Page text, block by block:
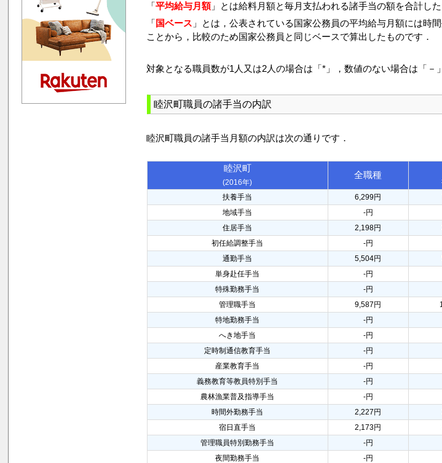
「平均給与月額」とは給料月額と毎月支払われる諸手当の額を合計した
「国ベース 」とは，公表されている国家公務員の平均給与月額には時
ことから，比較のため国家公務員と同じベースで算出したものです．
対象となる職員数が1人又は2人の場合は「*」，数値のない場合は「－
睦沢町職員の諸手当の内訳
睦沢町職員の諸手当月額の内訳は次の通りです．
睦沢町
(2016年)
全職種
扶養手当 6,299円
地域手当
-円
住居手当
2,198円
初任給調整手当
-円
通勤手当
5,504円
単身赴任手当
-円
特殊勤務手当
-円
管理職手当
9,587円
特地勤務手当
-円
へき地手当
-円
定時制通信教育手当
-円
産業教育手当
-円
義務教育等教員特別手当
-円
農林漁業普及指導手当
-円
時間外勤務手当
2,227円
宿日直手当
2,173円
管理職員特別勤務手当
-円
夜間勤務手当
-円